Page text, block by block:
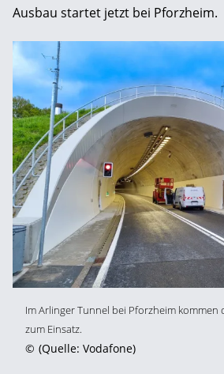
Ausbau startet jetzt bei Pforzheim.
Im Arlinger Tunnel bei Pforzheim kommen
zum Einsatz.
© (Quelle: Vodafone)